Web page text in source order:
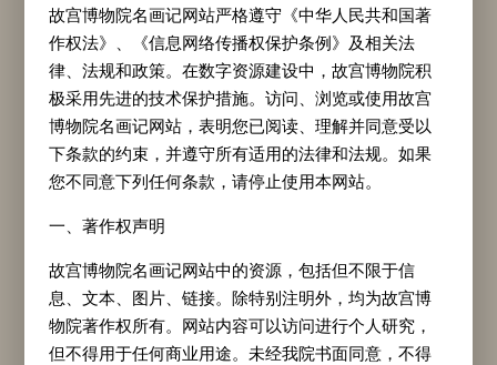
苑。圉人牵以来，戢前顾恋如不舍，畜有若是，
信乎其称良也。以视食人之食而不知报者远矣，
因写其形。”乾隆帝绘此马时距离郎世宁所绘已
有十年，马“老不胜驰驱”，被圈养在南苑的皇家
牧场。但是它作为具有优良品质的马，表现出对
主人的依恋令乾隆帝十分感动，在乾隆帝眼中它
如昨”加以赞誉。全图以墨笔刻画，与郎世宁工
笔设色画有异曲同工之妙。
故宫博物院名画记网站严格遵守《中华人民共和国著
作权法》、《信息网络传播权保护条例》及相关法
律、法规和政策。在数字资源建设中，故宫博物院积
极采用先进的技术保护措施。访问、浏览或使用故宫
博物院名画记网站，表明您已阅读、理解并同意受以
下条款的约束，并遵守所有适用的法律和法规。如果
您不同意下列任何条款，请停止使用本网站。
一、著作权声明
故宫博物院名画记网站中的资源，包括但不限于信
息、文本、图片、链接。除特别注明外，均为故宫博
物院著作权所有。网站内容可以访问进行个人研究，
但不得用于任何商业用途。未经我院书面同意，不得